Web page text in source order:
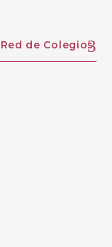
de Colegios